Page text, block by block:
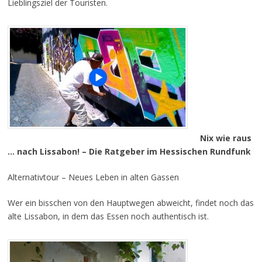
Lieblingsziel der Touristen.
Nix wie raus
… nach Lissabon! – Die Ratgeber im Hessischen Rundfunk
Alternativtour – Neues Leben in alten Gassen
Wer ein bisschen von den Hauptwegen abweicht, findet noch das
alte Lissabon, in dem das Essen noch authentisch ist.